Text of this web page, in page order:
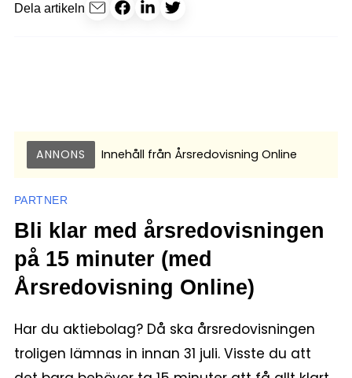
Dela artikeln
ANNONS Innehåll från Årsredovisning Online
PARTNER
Bli klar med årsredovisningen
på 15 minuter (med
Årsredovisning Online)
Har du aktiebolag? Då ska årsredovisningen
troligen lämnas in innan 31 juli. Visste du att